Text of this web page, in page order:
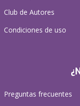
Club de Autores
Condiciones de uso
Preguntas frecuentes